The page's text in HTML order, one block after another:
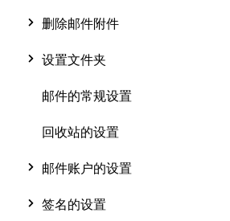
删除邮件附件
设置文件夹
邮件的常规设置
回收站的设置
邮件账户的设置
签名的设置